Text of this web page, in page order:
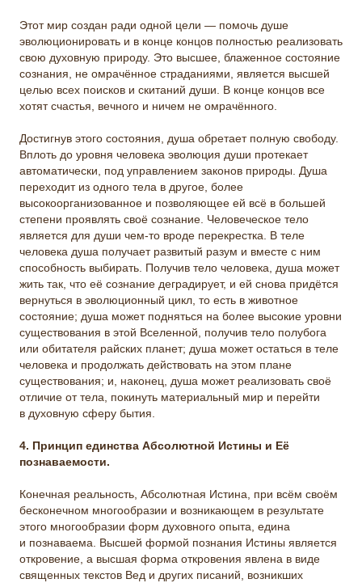
Этот мир создан ради одной цели — помочь душе
эволюционировать и в конце концов полностью реализовать
свою духовную природу. Это высшее, блаженное состояние
сознания, не омрачённое страданиями, является высшей
целью всех поисков и скитаний души. В конце концов все
хотят счастья, вечного и ничем не омрачённого.
Достигнув этого состояния, душа обретает полную свободу.
Вплоть до уровня человека эволюция души протекает
автоматически, под управлением законов природы. Душа
переходит из одного тела в другое, более
высокоорганизованное и позволяющее ей всё в большей
степени проявлять своё сознание. Человеческое тело
является для души чем-то вроде перекрестка. В теле
человека душа получает развитый разум и вместе с ним
способность выбирать. Получив тело человека, душа может
жить так, что её сознание деградирует, и ей снова придётся
вернуться в эволюционный цикл, то есть в животное
состояние; душа может подняться на более высокие уровни
существования в этой Вселенной, получив тело полубога
или обитателя райских планет; душа может остаться в теле
человека и продолжать действовать на этом плане
существования; и, наконец, душа может реализовать своё
отличие от тела, покинуть материальный мир и перейти
в духовную сферу бытия.
4. Принцип единства Абсолютной Истины и Её
познаваемости.
Конечная реальность, Абсолютная Истина, при всём своём
бесконечном многообразии и возникающем в результате
этого многообразии форм духовного опыта, едина
и познаваема. Высшей формой познания Истины является
откровение, а высшая форма откровения явлена в виде
священных текстов Вед и других писаний, возникших